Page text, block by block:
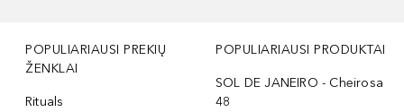
POPULIARIAUSI PREKIŲ
ŽENKLAI
Rituals
POPULIARIAUSI PRODUKTAI
SOL DE JANEIRO - Cheirosa
48